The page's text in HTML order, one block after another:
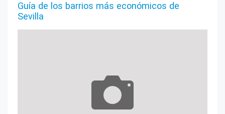
Guía de los barrios más económicos de
Sevilla